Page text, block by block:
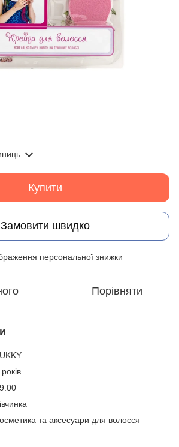
Купити
Замовити швидко
персональної знижки
Порівняти
та аксесуари для волосся